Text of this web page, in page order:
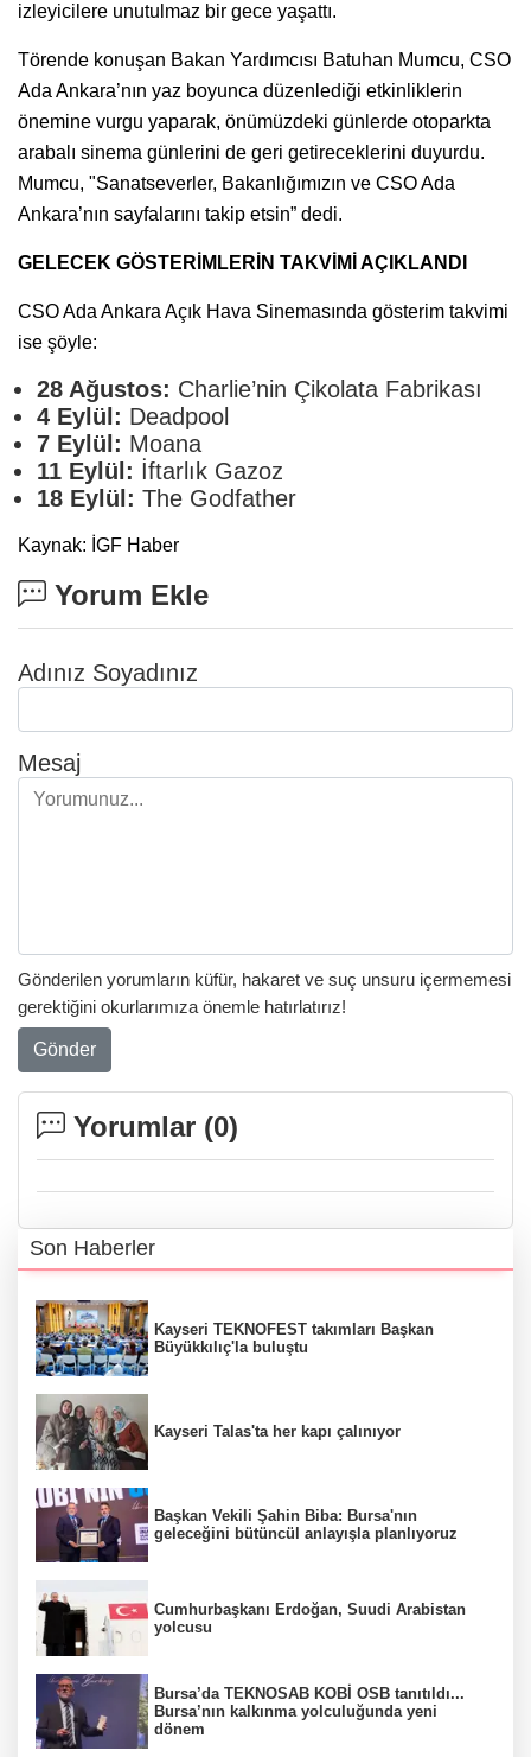
izleyicilere unutulmaz bir gece yaşattı.
Törende konuşan Bakan Yardımcısı Batuhan Mumcu, CSO
Ada Ankara’nın yaz boyunca düzenlediği etkinliklerin
önemine vurgu yaparak, önümüzdeki günlerde otoparkta
arabalı sinema günlerini de geri getireceklerini duyurdu.
Mumcu, "Sanatseverler, Bakanlığımızın ve CSO Ada
Ankara’nın sayfalarını takip etsin” dedi.
GELECEK GÖSTERİMLERİN TAKVİMİ AÇIKLANDI
CSO Ada Ankara Açık Hava Sinemasında gösterim takvimi
ise şöyle:
28 Ağustos: Charlie’nin Çikolata Fabrikası
4 Eylül: Deadpool
7 Eylül: Moana
11 Eylül: İftarlık Gazoz
18 Eylül: The Godfather
Kaynak: İGF Haber
Yorum Ekle
Adınız Soyadınız
Mesaj
Gönderilen yorumların küfür, hakaret ve suç unsuru içermemesi
gerektiğini okurlarımıza önemle hatırlatırız!
Gönder
Yorumlar (0)
Son Haberler
Kayseri TEKNOFEST takımları Başkan
Büyükkılıç'la buluştu
Kayseri Talas'ta her kapı çalınıyor
Başkan Vekili Şahin Biba: Bursa'nın
geleceğini bütüncül anlayışla planlıyoruz
Cumhurbaşkanı Erdoğan, Suudi Arabistan
yolcusu
Bursa’da TEKNOSAB KOBİ OSB tanıtıldı...
Bursa’nın kalkınma yolculuğunda yeni
dönem